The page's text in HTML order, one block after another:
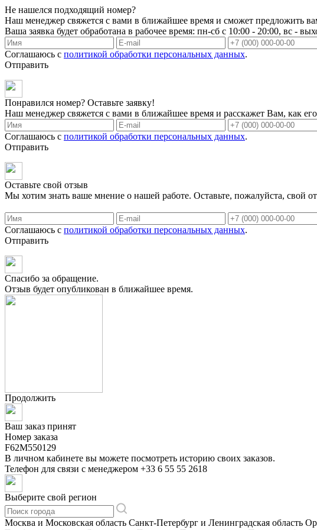
Не нашелся подходящий номер?
Наш менеджер свяжется с вами в ближайшее время и сможет предложить
Ваша заявка будет обработана в рабочее время: пн-сб с 10:00 - 20:00, вс -
Соглашаюсь с политикой обработки персональных данных.
Отправить
Понравился номер? Оставьте заявку!
Наш менеджер свяжется с вами в ближайшее время и расскажет Вам, как
Соглашаюсь с политикой обработки персональных данных.
Отправить
Оставьте свой отзыв
Мы хотим знать ваше мнение о нашей работе. Оставьте, пожалуйста, свой
Соглашаюсь с политикой обработки персональных данных.
Отправить
Спасибо за обращение.
Отзыв будет опубликован в ближайшее время.
Продолжить
Ваш заказ принят
Номер заказа
F62M550129
В личном кабинете вы можете посмотреть историю своих заказов.
Телефон для связи с менеджером +33 6 55 55 2618
Выберите свой регион
Москва и Московская область Санкт-Петербург и Ленинградская область